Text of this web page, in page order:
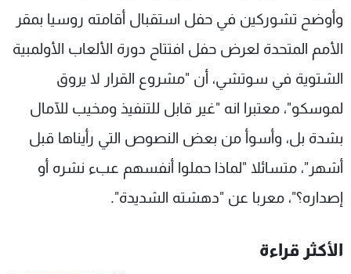
وأوضح تشوركين في حفل استقبال أقامته روسيا بمقر
الأمم المتحدة لعرض حفل افتتاح دورة الألعاب الأولمبية
الشتوية في سوتشي، أن "مشروع القرار لا يروق
لموسكو"، معتبرا انه "غير قابل للتنفيذ ومخيب للآمال
بشدة بل، وأسوأ من بعض النصوص التي رأيناها قبل
أشهر"، متسائلا "لماذا حملوا أنفسهم عبء نشره أو
إصداره؟"، معربا عن "دهشته الشديدة".
الأكثر قراءة